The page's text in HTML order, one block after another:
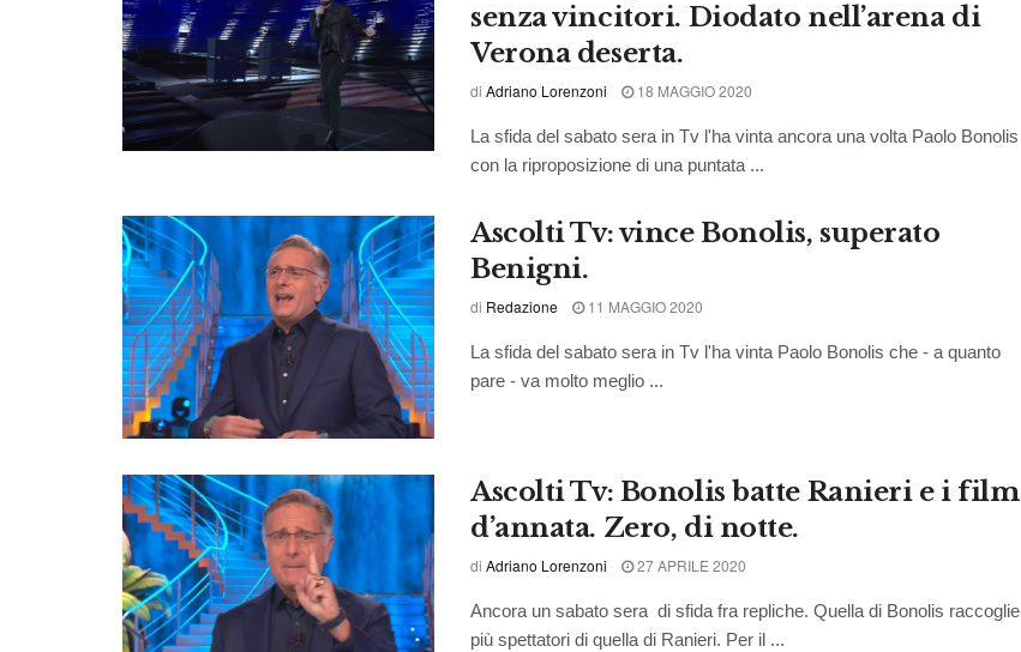
senza vincitori. Diodato nell’arena di
Verona deserta.
di Adriano Lorenzoni 18 MAGGIO 2020
La sfida del sabato sera in Tv l'ha vinta ancora una volta Paolo Bonolis
con la riproposizione di una puntata ...
Ascolti Tv: vince Bonolis, superato
Benigni.
di Redazione 11 MAGGIO 2020
La sfida del sabato sera in Tv l'ha vinta Paolo Bonolis che - a quanto
pare - va molto meglio ...
Ascolti Tv: Bonolis batte Ranieri e i film
d’annata. Zero, di notte.
di Adriano Lorenzoni 27 APRILE 2020
Ancora un sabato sera di sfida fra repliche. Quella di Bonolis raccoglie
più spettatori di quella di Ranieri. Per il ...